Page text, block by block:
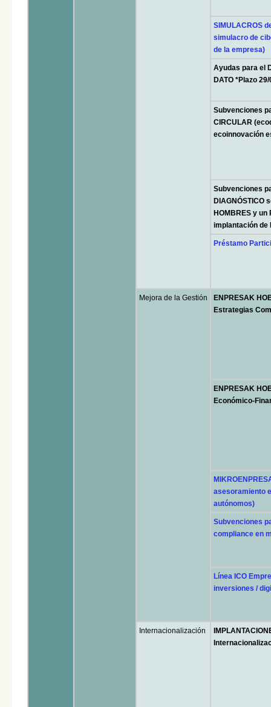
SIMULACROS
simulacro de
de la empresa)
Ayudas para el
DATO *Plazo
Subvenciones
CIRCULAR
ecoinnovación
Subvenciones
DIAGNÓSTICO
HOMBRES y un
implantación de
Préstamo
Mejora de la Gestión
ENPRESAK
Estrategias
ENPRESAK
Económico-
asesoramiento
autónomos)
Subvenciones
compliance en
Línea ICO
inversiones /
Internacionalización